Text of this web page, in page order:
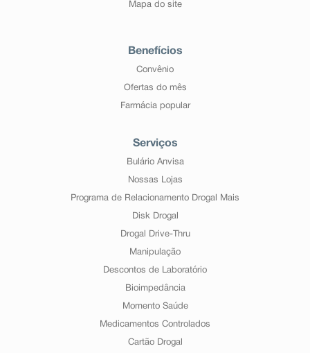
Mapa do site
Benefícios
Convênio
Ofertas do mês
Farmácia popular
Serviços
Bulário Anvisa
Nossas Lojas
Programa de Relacionamento Drogal Mais
Disk Drogal
Drogal Drive-Thru
Manipulação
Descontos de Laboratório
Bioimpedância
Momento Saúde
Medicamentos Controlados
Cartão Drogal